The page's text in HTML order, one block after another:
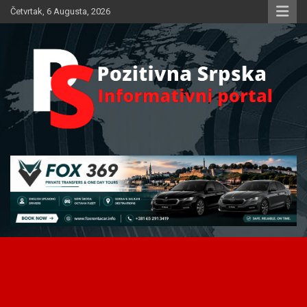
Skip
to
Četvrtak, 6 Augusta, 2026
Pozitivna Srpska